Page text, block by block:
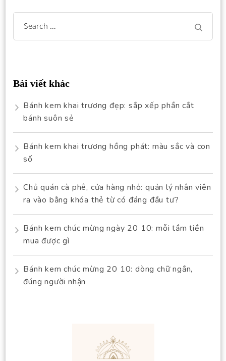
Search
for:
Bài viết khác
Bánh kem khai trương đẹp: sắp xếp phần cắt
bánh suôn sẻ
Bánh kem khai trương hồng phát: màu sắc và con
số
Chủ quán cà phê, cửa hàng nhỏ: quản lý nhân viên
ra vào bằng khóa thẻ từ có đáng đầu tư?
Bánh kem chúc mừng ngày 20 10: mỗi tầm tiền
mua được gì
Bánh kem chúc mừng 20 10: dòng chữ ngắn,
đúng người nhận